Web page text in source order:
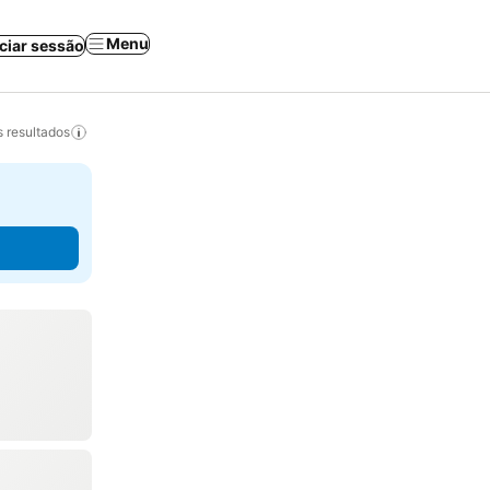
sessão Menu
resultados